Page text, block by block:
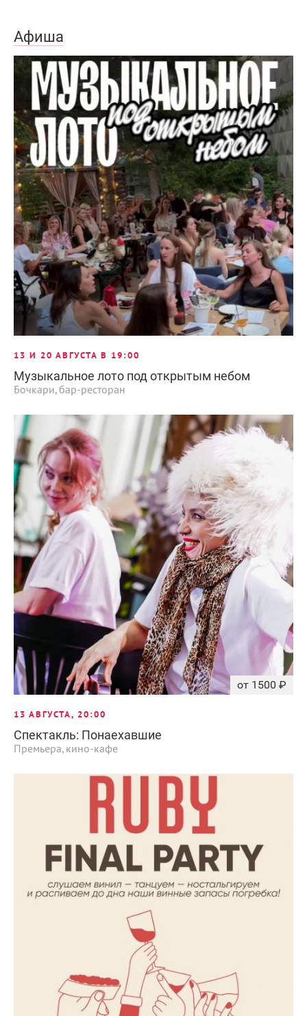
Афиша
13 И 20 АВГУСТА В 19:00
Музыкальное лото под открытым небом
Бочкари, бар-ресторан
от 1500 ₽
13 АВГУСТА, 20:00
Спектакль: Понаехавшие
Премьера, кино-кафе